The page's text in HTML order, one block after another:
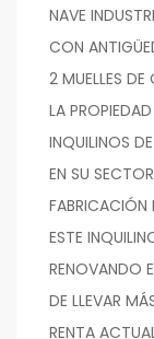
NAVE
CON
2 MUELLES
LA
INQUILINOS
EN SU
FABRICACIÓN
ESTE
RENOVANDO
DE LLEVAR
RENTA